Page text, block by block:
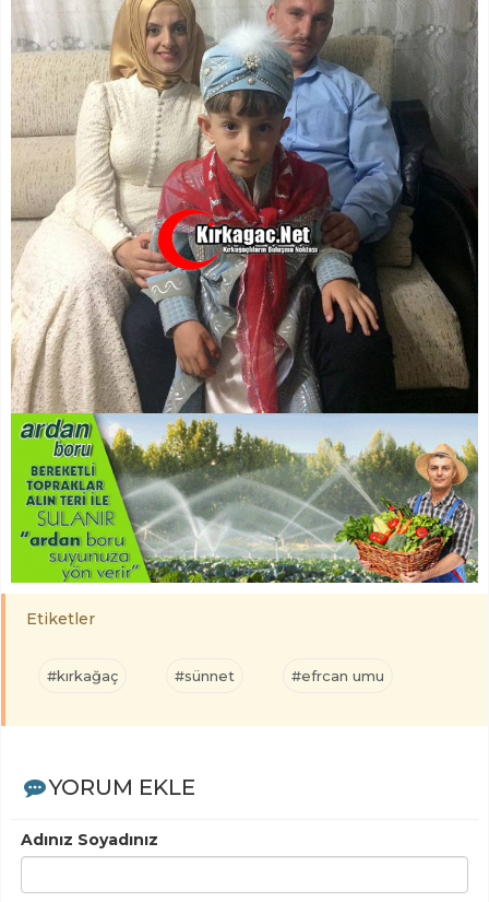
Etiketler
#kırkağaç #sünnet #efrcan umu
YORUM EKLE
Adınız Soyadınız